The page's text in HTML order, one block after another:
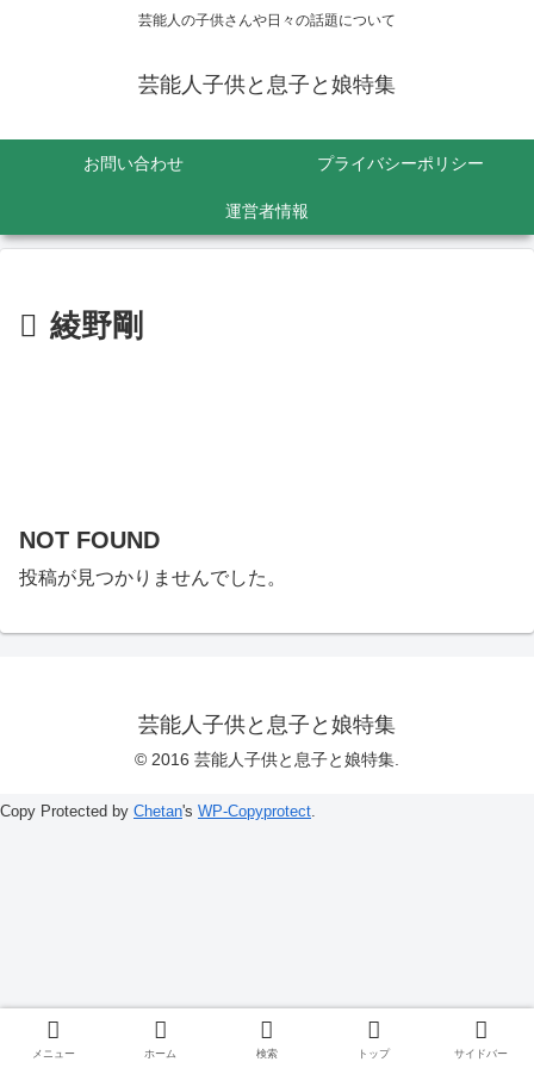
芸能人の子供さんや日々の話題について
芸能人子供と息子と娘特集
お問い合わせ プライバシーポリシー
運営者情報
綾野剛
NOT FOUND
投稿が見つかりませんでした。
芸能人子供と息子と娘特集
© 2016 芸能人子供と息子と娘特集.
メニュー ホーム 検索 トップ サイドバー
Copy Protected by Chetan's WP-Copyprotect.